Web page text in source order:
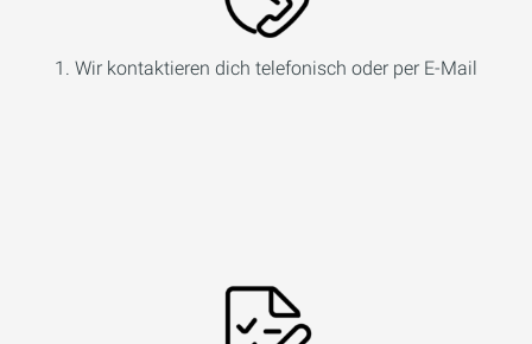
1. Wir kontaktieren dich telefonisch oder per E-Mail